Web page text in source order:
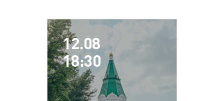
12.08
18:30